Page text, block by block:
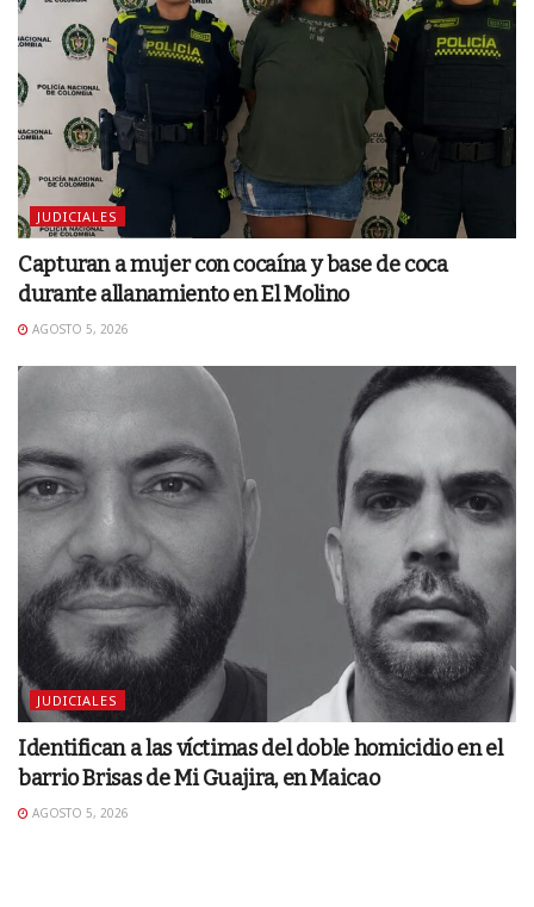
JUDICIALES
Capturan a mujer con cocaína y base de coca
durante allanamiento en El Molino
AGOSTO 5, 2026
JUDICIALES
Identifican a las víctimas del doble homicidio en el
barrio Brisas de Mi Guajira, en Maicao
AGOSTO 5, 2026